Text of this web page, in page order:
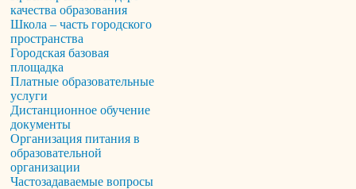
качества образования
Школа – часть городского
пространства
Городская базовая
площадка
Платные образовательные
услуги
Дистанционное обучение
документы
Организация питания в
образовательной
организации
Частозадаваемые вопросы